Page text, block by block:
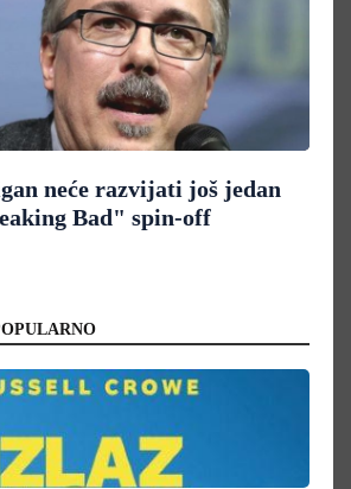
neće razvijati još jedan
Bad" spin-off